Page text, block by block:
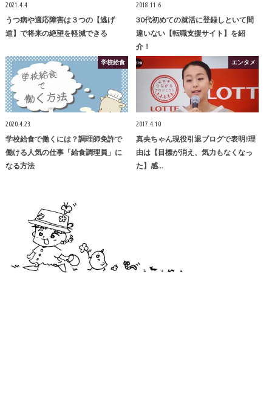
2021.4.4
うつ病や適応障害は３つの【逃げ
道】で将来の絶望を軽減できる
2018.11.6
30代初めての就活に登録しといて間
違いない【転職支援サイト】を紹
介！
学校給食
2020.4.23
学校給食で働くには？調理師免許で
働ける人気の仕事「給食調理員」に
なる方法
エンタメ
2017.4.10
真央ちゃん現役引退ブログで表明!理
由は【目標が消え、気力もなくなっ
た】感…